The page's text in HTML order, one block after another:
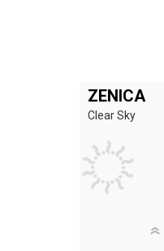
ZENICA
Clear Sky